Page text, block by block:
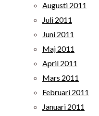
Augusti 2011
Juli 2011
Juni 2011
Maj 2011
April 2011
Mars 2011
Februari 2011
Januari 2011